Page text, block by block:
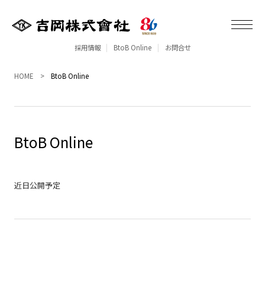
採用情報 BtoB Online お問合せ
HOME BtoB Online
BtoB Online
近日公開予定